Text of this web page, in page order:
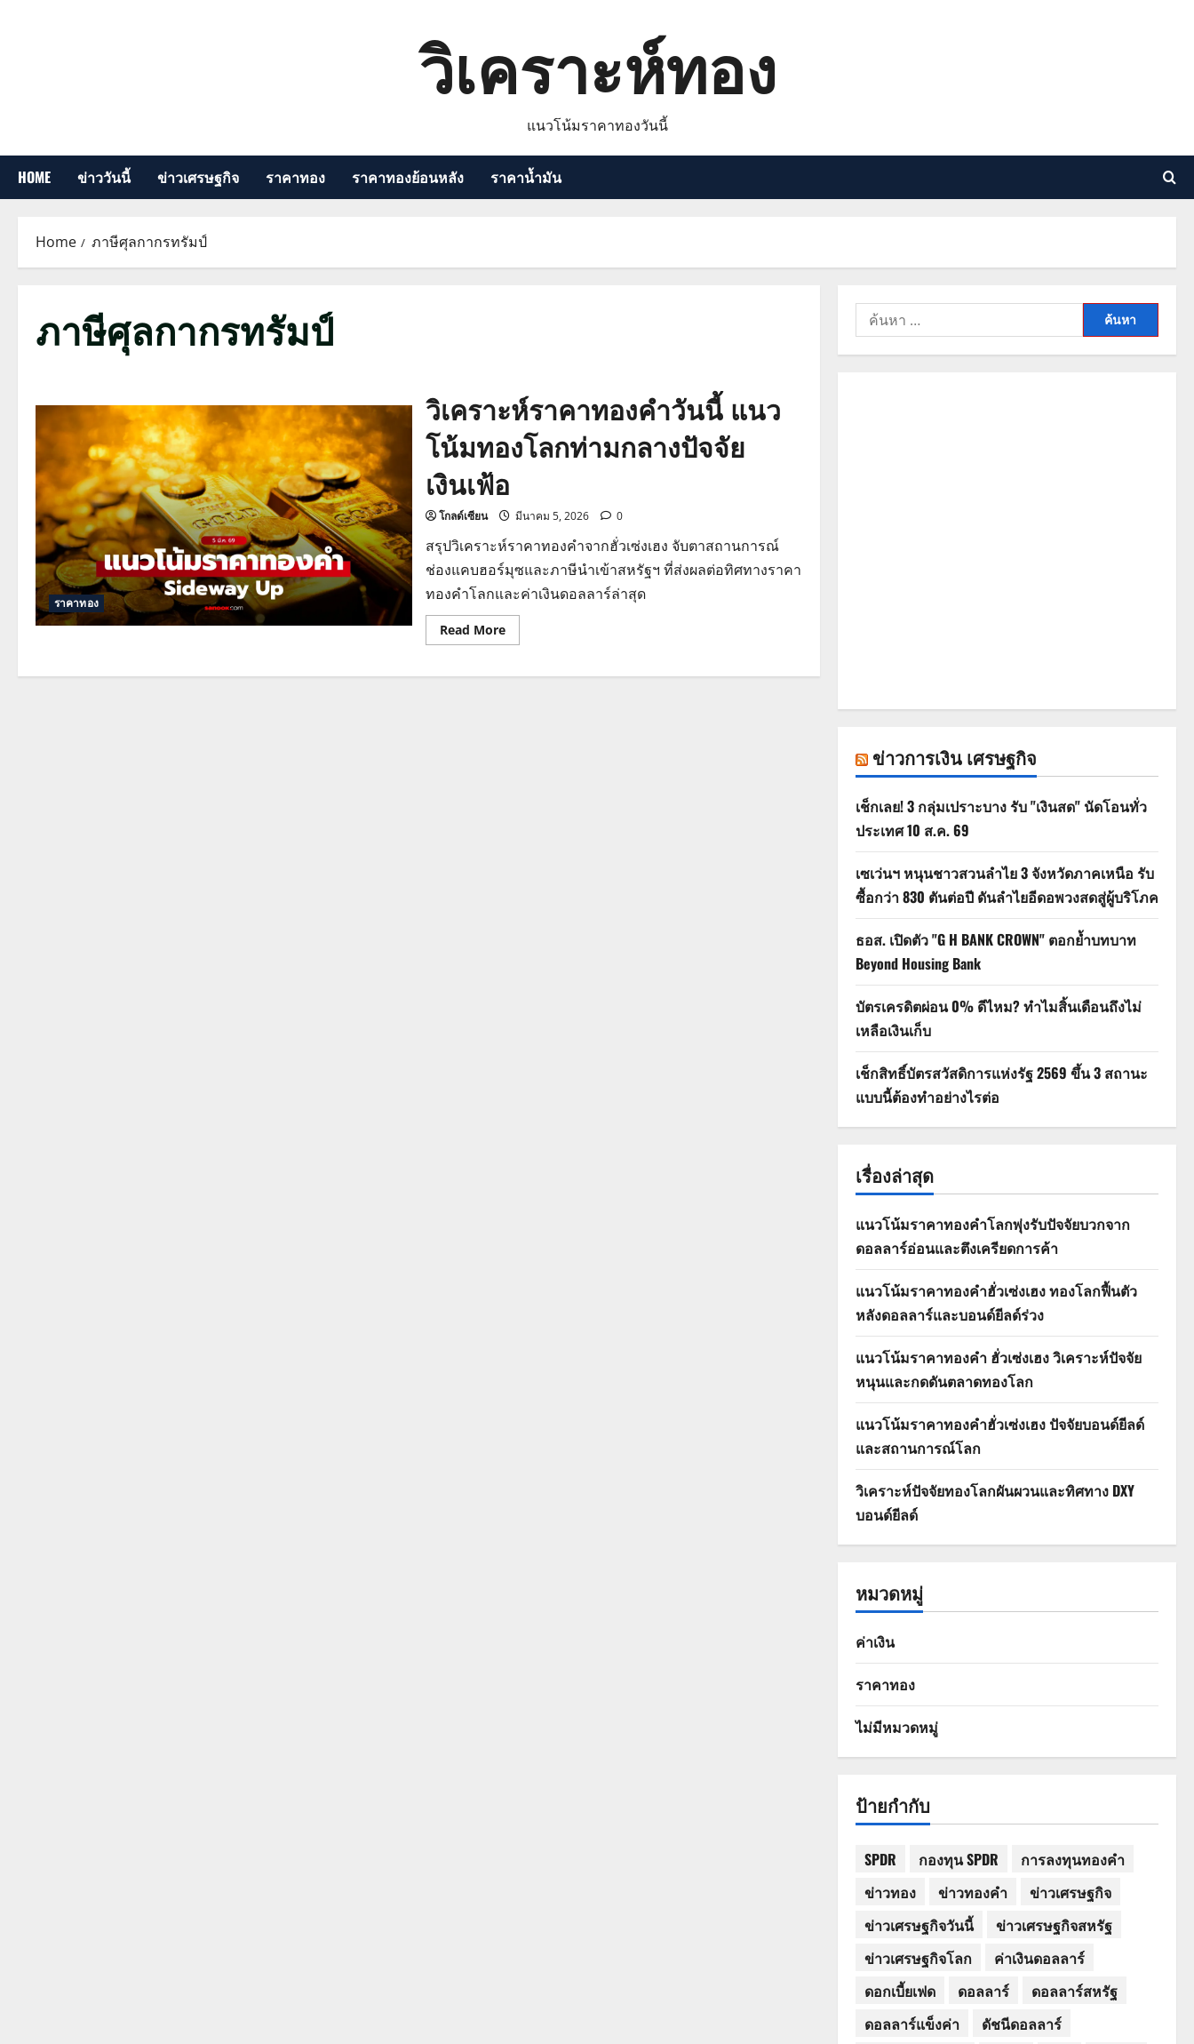
วิเคราะห์ทอง
แนวโน้มราคาทองวันนี้
HOME ข่าววันนี้ ข่าวเศรษฐกิจ ราคาทอง ราคาทองย้อนหลัง ราคาน้ำมัน
Home ภาษีศุลกากรทรัมป์
ภาษีศุลกากรทรัมป์
ราคาทอง
วิเคราะห์ราคาทองคำวันนี้ แนว
โน้มทองโลกท่ามกลางปัจจัย
เงินเฟ้อ
โกลด์เซียน มีนาคม 5, 2026 0
สรุปวิเคราะห์ราคาทองคำจากฮั่วเซ่งเฮง จับตาสถานการณ์
ช่องแคบฮอร์มุซและภาษีนำเข้าสหรัฐฯ ที่ส่งผลต่อทิศทางราคา
ทองคำโลกและค่าเงินดอลลาร์ล่าสุด
Read MoreRead
more
ราคา
ค้นหา
สำหรับ:
ข่าวการเงิน เศรษฐกิจ
เช็กเลย! 3 กลุ่มเปราะบาง รับ "เงินสด" นัดโอนทั่ว
ประเทศ 10 ส.ค. 69
เซเว่นฯ หนุนชาวสวนลำไย 3 จังหวัดภาคเหนือ รับ
ซื้อกว่า 830 ตันต่อปี ดันลำไยอีดอพวงสดสู่ผู้บริโภค
ธอส. เปิดตัว "G H BANK CROWN" ตอกย้ำบทบาท
Beyond Housing Bank
บัตรเครดิตผ่อน 0% ดีไหม? ทำไมสิ้นเดือนถึงไม่
เหลือเงินเก็บ
เช็กสิทธิ์บัตรสวัสดิการแห่งรัฐ 2569 ขึ้น 3 สถานะ
แบบนี้ต้องทำอย่างไรต่อ
เรื่องล่าสุด
แนวโน้มราคาทองคำโลกพุ่งรับปัจจัยบวกจาก
ดอลลาร์อ่อนและตึงเครียดการค้า
แนวโน้มราคาทองคำฮั่วเซ่งเฮง ทองโลกฟื้นตัว
หลังดอลลาร์และบอนด์ยีลด์ร่วง
แนวโน้มราคาทองคำ ฮั่วเซ่งเฮง วิเคราะห์ปัจจัย
หนุนและกดดันตลาดทองโลก
แนวโน้มราคาทองคำฮั่วเซ่งเฮง ปัจจัยบอนด์ยีลด์
และสถานการณ์โลก
วิเคราะห์ปัจจัยทองโลกผันผวนและทิศทาง DXY
บอนด์ยีลด์
หมวดหมู่
ค่าเงิน
ราคาทอง
ไม่มีหมวดหมู่
ป้ายกำกับ
SPDR กองทุน SPDR
การลงทุนทองคำ
ข่าวทอง
ข่าวทองคำ
ข่าวเศรษฐกิจ
ข่าวเศรษฐกิจวันนี้
ข่าวเศรษฐกิจสหรัฐ
ข่าวเศรษฐกิจโลก
ค่าเงินดอลลาร์
ดอกเบี้ยเฟด
ดอลลาร์
ดอลลาร์สหรัฐ
ดอลลาร์แข็งค่า
ดัชนีดอลลาร์